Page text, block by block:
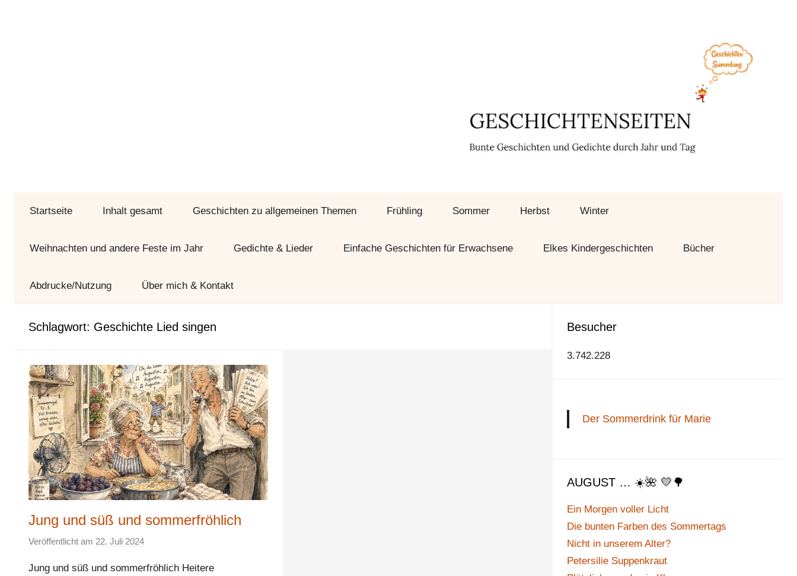
und
Tag
Startseite Inhalt gesamt Geschichten zu allgemeinen Themen Frühling Sommer Herbst Winter
Weihnachten und andere Feste im Jahr Gedichte & Lieder Einfache Geschichten für Erwachsene Elkes Kindergeschichten Bücher
Abdrucke/Nutzung Über mich & Kontakt
Schlagwort: Geschichte Lied singen
Jung und süß und sommerfröhlich
Veröffentlicht am 22. Juli 2024
n
Jung und süß und sommerfröhlich Heitere
Besucher
3.742.228
Der Sommerdrink für Marie
AUGUST … ☀️🌺 💛🌳
Ein Morgen voller Licht
Die bunten Farben des Sommertags
Nicht in unserem Alter?
Petersilie Suppenkraut